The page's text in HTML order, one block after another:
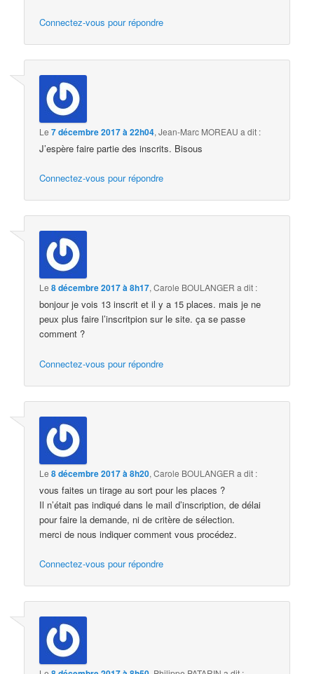
Connectez-vous pour répondre
Le7 décembre 2017 à 22h04,Jean-Marc MOREAU a dit :
J’espère faire partie des inscrits. Bisous
Connectez-vous pour répondre
Le8 décembre 2017 à 8h17,Carole BOULANGER a dit :
bonjour je vois 13 inscrit et il y a 15 places. mais je ne
peux plus faire l’inscritpion sur le site. ça se passe
comment ?
Connectez-vous pour répondre
Le8 décembre 2017 à 8h20,Carole BOULANGER a dit :
vous faites un tirage au sort pour les places ?
Il n’était pas indiqué dans le mail d’inscription, de délai
pour faire la demande, ni de critère de sélection.
merci de nous indiquer comment vous procédez.
Connectez-vous pour répondre